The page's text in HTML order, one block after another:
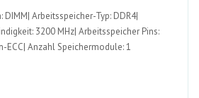
Arbeitsspeicher-Typ: DDR4|
3200 MHz| Arbeitsspeicher Pins:
ECC| Anzahl Speichermodule: 1